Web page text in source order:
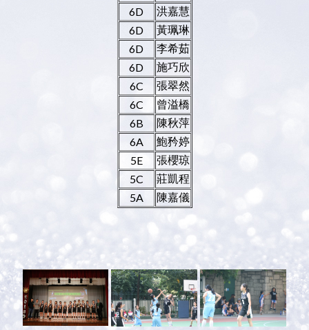
6D
洪嘉慧
6D
黃珮琳
6D
李希茹
6D
施巧欣
6C
張翠然
6C
曾溢橋
6B
陳秋萍
6A
鮑矜婷
5E
張櫻琼
5C
莊凱程
5A
陳嘉儀